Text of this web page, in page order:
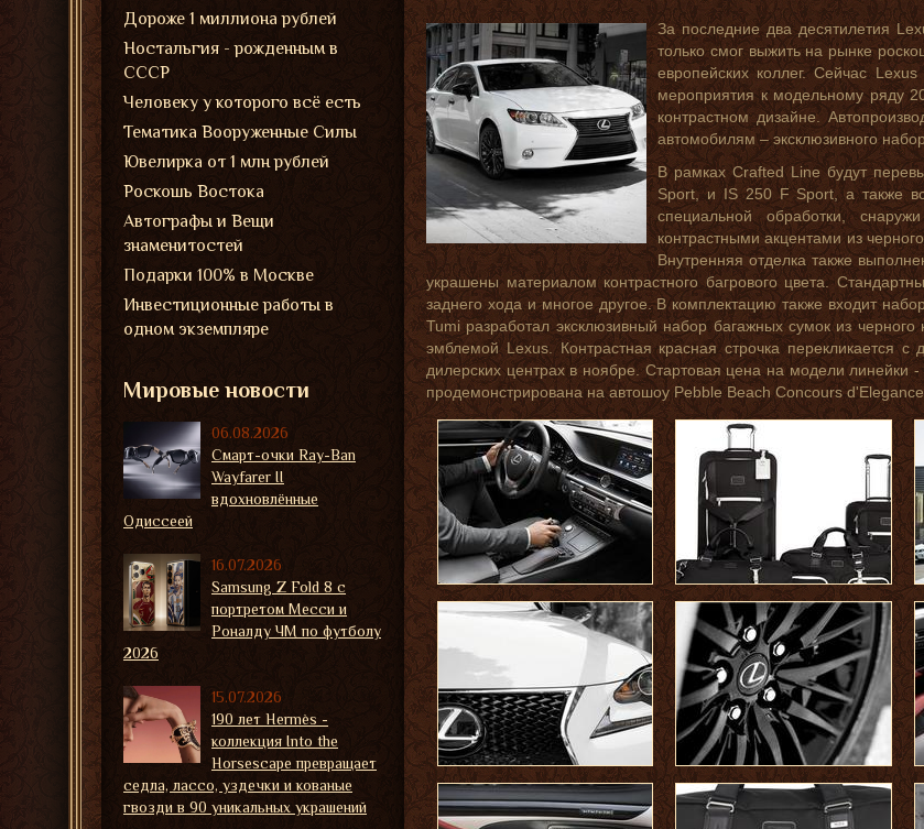
За последние два десятилетия
только смог выжить на рынке
европейских коллег. Сейчас
мероприятия к модельному ряду
контрастном дизайне.
автомобилям – эксклюзивного
В рамках Crafted Line будут
Sport, и IS 250 F Sport, а также
специальной обработки,
контрастными акцентами из
Внутренняя отделка также
украшены материалом контрастного багрового цвета.
заднего хода и многое другое. В комплектацию также входит
Tumi разработал эксклюзивный набор багажных сумок из
эмблемой Lexus. Контрастная красная строчка перекликается
дилерских центрах в ноябре. Стартовая цена на модели
продемонстрирована на автошоу Pebble Beach Concours
Дороже 1 миллиона рублей
Ностальгия - рожденным в
СССР
Человеку у которого всё есть
Тематика Вооруженные Силы
Ювелирка от 1 млн рублей
Роскошь Востока
Автографы и Вещи
знаменитостей
Подарки 100% в Москве
Инвестиционные работы в
одном экземпляре
Мировые новости
06.08.2026
Смарт-очки Ray-Ban
Wayfarer II
вдохновлённые
Одиссеей
16.07.2026
Samsung Z Fold 8 с
портретом Месси и
Роналду ЧМ по футболу
2026
15.07.2026
190 лет Hermès -
коллекция Into the
Horsescape превращает
седла, лассо, уздечки и кованые
гвозди в 90 уникальных украшений